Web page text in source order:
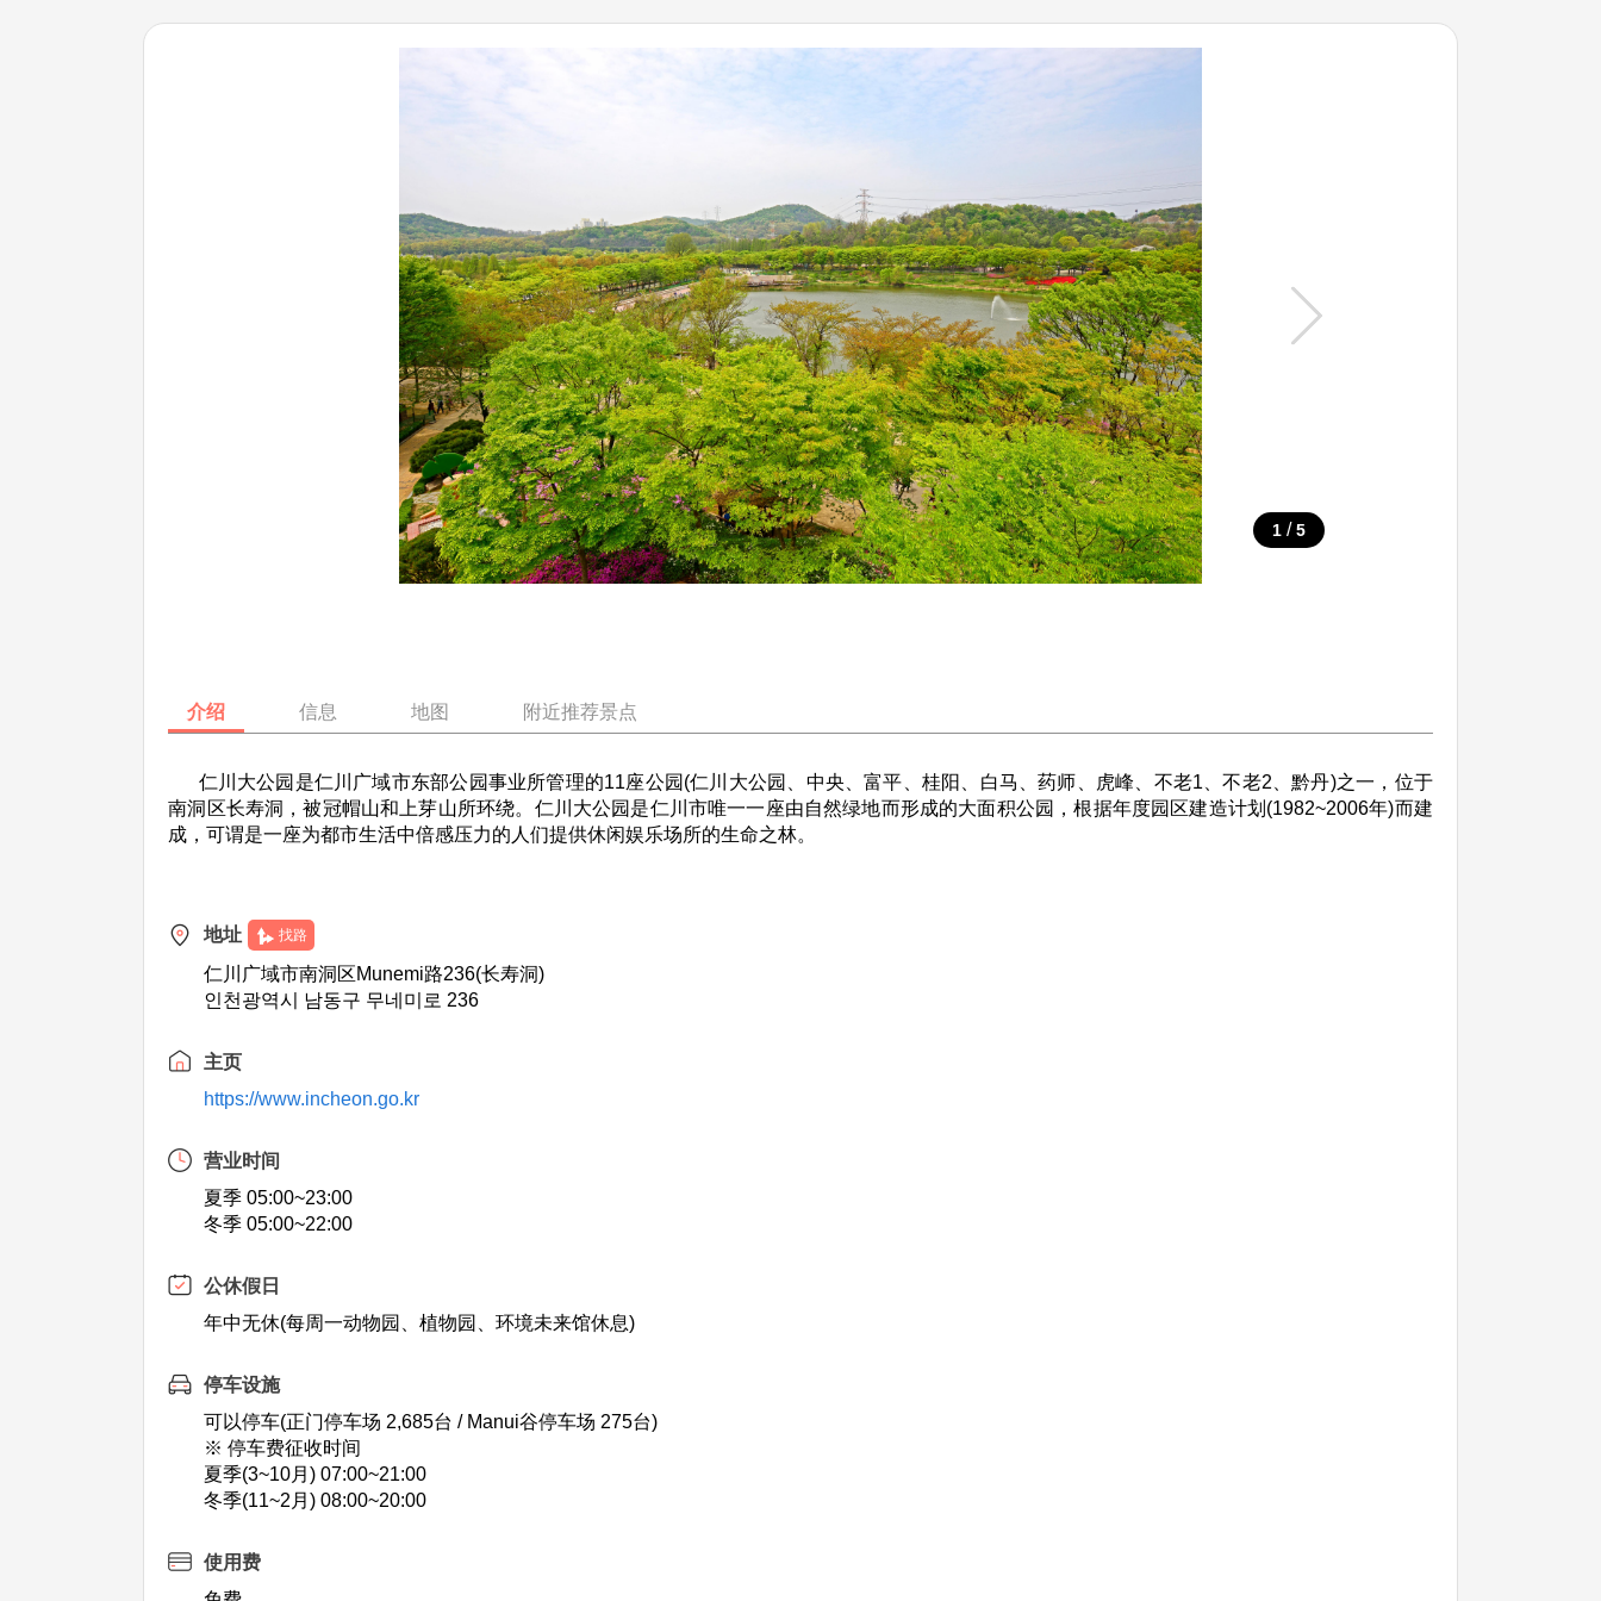
1 / 5
介绍 信息 地图 附近推荐景点
仁川大公园是仁川广域市东部公园事业所管理的11座公园(仁川大公园、中央、富平、桂阳、白马、药师、虎峰、不老1、不老2、黔丹)之一，位于
南洞区长寿洞，被冠帽山和上芽山所环绕。仁川大公园是仁川市唯一一座由自然绿地而形成的大面积公园，根据年度园区建造计划(1982~2006年)而建
成，可谓是一座为都市生活中倍感压力的人们提供休闲娱乐场所的生命之林。
地址 找路
仁川广域市南洞区Munemi路236(长寿洞)
인천광역시 남동구 무네미로 236
主页
https://www.incheon.go.kr
营业时间
夏季 05:00~23:00
冬季 05:00~22:00
公休假日
年中无休(每周一动物园、植物园、环境未来馆休息)
停车设施
可以停车(正门停车场 2,685台 / Manui谷停车场 275台)
※ 停车费征收时间
夏季(3~10月) 07:00~21:00
冬季(11~2月) 08:00~20:00
使用费